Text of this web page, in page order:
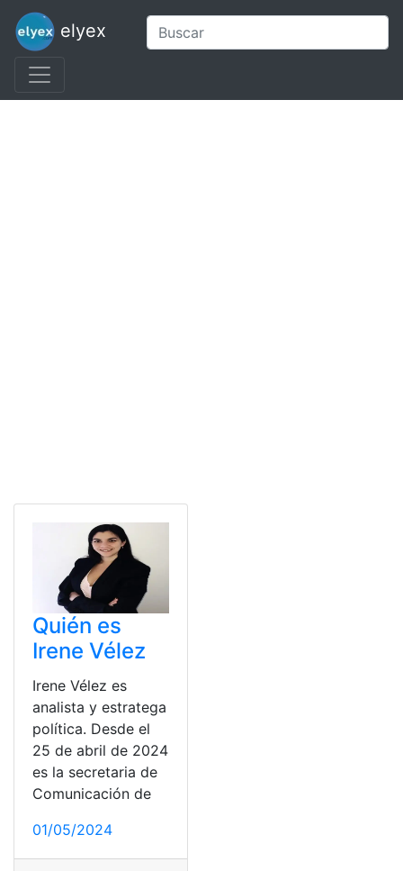
elyex
Quién es
Irene Vélez
Irene Vélez es
analista y estratega
política. Desde el
25 de abril de 2024
es la secretaria de
Comunicación de
01/05/2024